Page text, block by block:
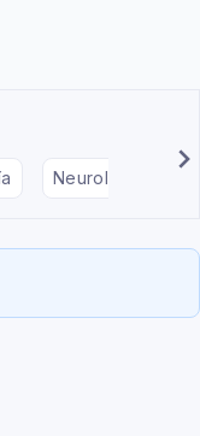
Neurología